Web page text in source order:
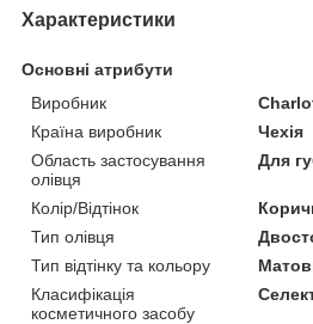
Характеристики
Основні атрибути
Виробник
Країна виробник
Чехія
Область застосування
олівця
Для
Колір/Відтінок
Тип олівця
Тип відтінку та кольору
Класифікація
косметичного засобу